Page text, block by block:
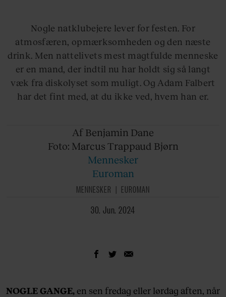
Nogle natklubejere lever for festen. For
atmosfæren, opmærksomheden og den næste
drink. Men nattelivets mest magtfulde menneske
er en mand, der indtil nu har holdt sig så langt
væk fra diskolyset som muligt. Og Adam Falbert
har det fint med, at du ikke ved, hvem han er.
Af Benjamin Dane
Foto: Marcus Trappaud Bjørn
Mennesker
Euroman
MENNESKER
EUROMAN
30. Jun. 2024
NOGLE GANGE, en sen fredag eller lørdag aften, når